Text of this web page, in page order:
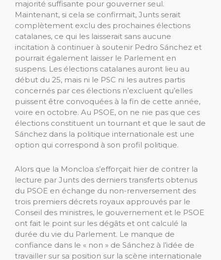
majorité suffisante pour gouverner seul.
Maintenant, si cela se confirmait, Junts serait
complètement exclu des prochaines élections
catalanes, ce qui les laisserait sans aucune
incitation à continuer à soutenir Pedro Sánchez et
pourrait également laisser le Parlement en
suspens. Les élections catalanes auront lieu au
début du 25, mais ni le PSC ni les autres partis
concernés par ces élections n’excluent qu’elles
puissent être convoquées à la fin de cette année,
voire en octobre. Au PSOE, on ne nie pas que ces
élections constituent un tournant et que le saut de
Sánchez dans la politique internationale est une
option qui correspond à son profil politique.
Alors que la Moncloa s’efforçait hier de contrer la
lecture par Junts des derniers transferts obtenus
du PSOE en échange du non-renversement des
trois premiers décrets royaux approuvés par le
Conseil des ministres, le gouvernement et le PSOE
ont fait le point sur les dégâts et ont calculé la
durée du vie du Parlement. Le manque de
confiance dans le « non » de Sánchez à l’idée de
travailler sur sa position sur la scène internationale